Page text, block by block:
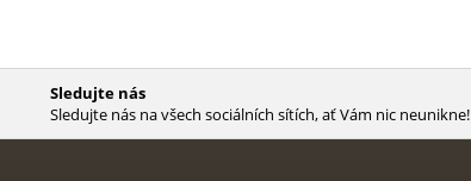
Sledujte nás
Sledujte nás na všech sociálních sítích, ať Vám nic neunikne!